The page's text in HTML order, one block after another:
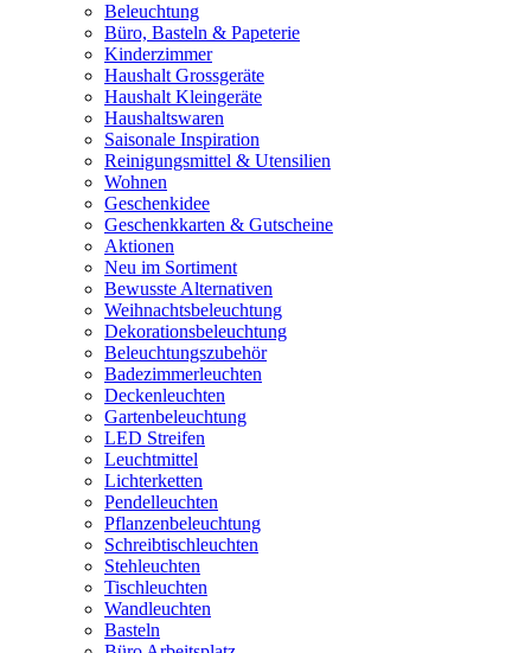
Beleuchtung
Büro, Basteln & Papeterie
Kinderzimmer
Haushalt Grossgeräte
Haushalt Kleingeräte
Haushaltswaren
Saisonale Inspiration
Reinigungsmittel & Utensilien
Wohnen
Geschenkidee
Geschenkkarten & Gutscheine
Aktionen
Neu im Sortiment
Bewusste Alternativen
Weihnachtsbeleuchtung
Dekorationsbeleuchtung
Beleuchtungszubehör
Badezimmerleuchten
Deckenleuchten
Gartenbeleuchtung
LED Streifen
Leuchtmittel
Lichterketten
Pendelleuchten
Pflanzenbeleuchtung
Schreibtischleuchten
Stehleuchten
Tischleuchten
Wandleuchten
Basteln